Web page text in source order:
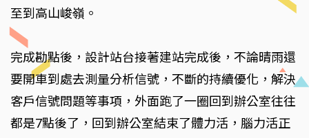
至到高山峻嶺。
完成勘點後，設計站台接著建站完成後，不論晴雨還
要開車到處去測量分析信號，不斷的持續優化，解決
客戶信號問題等事項，外面跑了一圈回到辦公室往往
都是7點後了，回到辦公室結束了體力活，腦力活正